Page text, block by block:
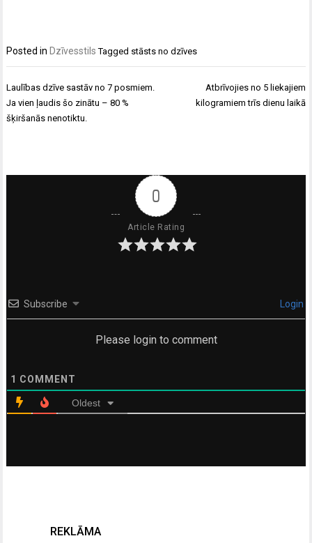
Posted in Dzīvesstils Tagged stāsts no dzīves
Ziņu
izvēlne
Laulības dzīve sastāv no 7 posmiem.
Ja vien ļaudis šo zinātu – 80 %
šķiršanās nenotiktu.
Atbrīvojies no 5 liekajiem
kilogramiem trīs dienu laikā
0
Article Rating
Subscribe Login
Please login to comment
1 COMMENT
Oldest
REKLĀMA